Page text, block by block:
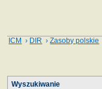
ICM › DIR ›Zasoby polskie
Wyszukiwanie